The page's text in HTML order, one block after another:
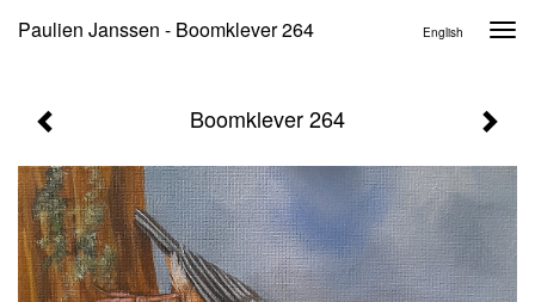
Paulien Janssen - Boomklever 264 English
Boomklever 264